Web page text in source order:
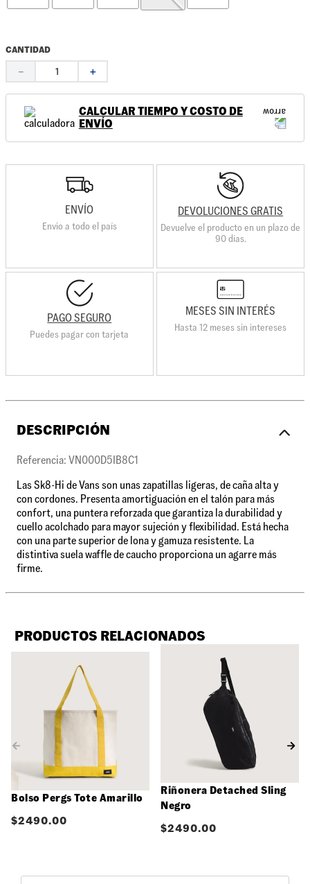
CANTIDAD
＋
－
CALCULAR TIEMPO Y COSTO DE
ENVÍO
ENVÍO
Envio a todo el país
DEVOLUCIONES GRATIS
Devuelve el producto en un plazo de
90 días.
PAGO SEGURO
Puedes pagar con tarjeta
MESES SIN INTERÉS
Hasta 12 meses sin intereses
DESCRIPCIÓN
Referencia: VN000D5IB8C1
Las Sk8-Hi de Vans son unas zapatillas ligeras, de caña alta y
con cordones. Presenta amortiguación en el talón para más
confort, una puntera reforzada que garantiza la durabilidad y
cuello acolchado para mayor sujeción y flexibilidad. Está hecha
con una parte superior de lona y gamuza resistente. La
distintiva suela waffle de caucho proporciona un agarre más
firme.
PRODUCTOS RELACIONADOS
Bolso Pergs Tote Amarillo
$2490.00
Riñonera Detached Sling
Negro
$2490.00